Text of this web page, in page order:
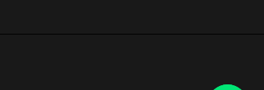
Fenicio eCommerce Uruguay